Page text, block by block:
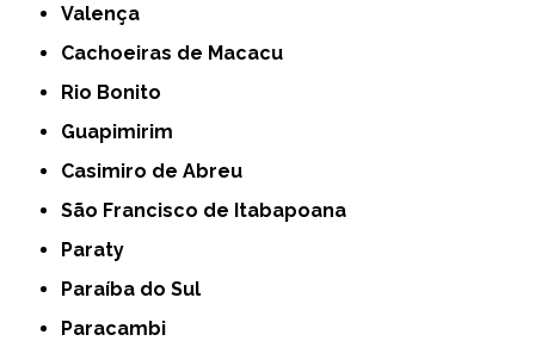
Valença
Cachoeiras de Macacu
Rio Bonito
Guapimirim
Casimiro de Abreu
São Francisco de Itabapoana
Paraty
Paraíba do Sul
Paracambi